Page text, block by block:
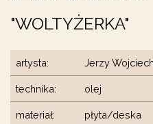
"WOLTYŻERKA"
artysta: Jerzy
technika: olej
materiał: płyta/deska